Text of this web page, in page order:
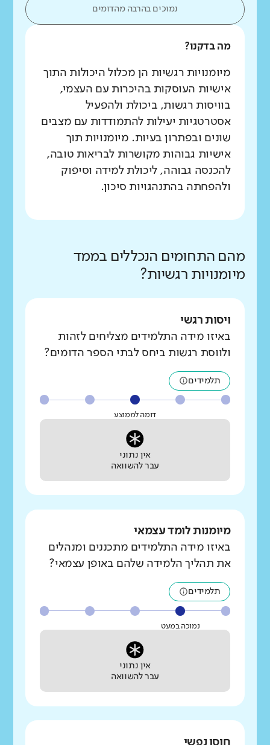
נמוכים בהרבה מהדומים
מה בדקנו?
מיומנויות רגשיות הן מכלול היכולות התוך
אישיות העוסקות בהיכרות עם העצמי,
בוויסות רגשות, ביכולת ולהפעיל
אסטרטגיות יעילות להתמודדות עם מצבים
שונים ובפתרון בעיות. מיומנויות תוך
אישיות גבוהות מקושרות לבריאות טובה,
להכנסה גבוהה, ליכולת למידה וסיפוק
ולהפחתה בהתנהגויות סיכון.
מהם התחומים הנכללים בממד
מיומנויות רגשיות?
ויסות רגשי
באיזו מידה התלמידים מצליחים לזהות
ולווסת רגשות ביחס לבתי הספר הדומים?
תלמידים
דומה לממוצע
אין נתוני
עבר להשוואה
מיומנות לומד עצמאי
באיזו מידה התלמידים מתכננים ומנהלים
את תהליך הלמידה שלהם באופן עצמאי?
תלמידים
נמוכה במעט
אין נתוני
עבר להשוואה
חוסן נפשי